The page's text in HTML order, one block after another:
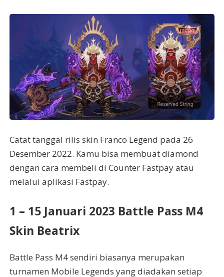
Catat tanggal rilis skin Franco Legend pada 26
Desember 2022. Kamu bisa membuat diamond
dengan cara membeli di Counter Fastpay atau
melalui aplikasi Fastpay.
1 – 15 Januari 2023 Battle Pass M4
Skin Beatrix
Battle Pass M4 sendiri biasanya merupakan
turnamen Mobile Legends yang diadakan setiap